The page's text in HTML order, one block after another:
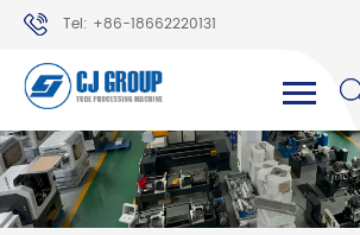
Tel: +86-18662220131
WhatsApp: +86-18662220131